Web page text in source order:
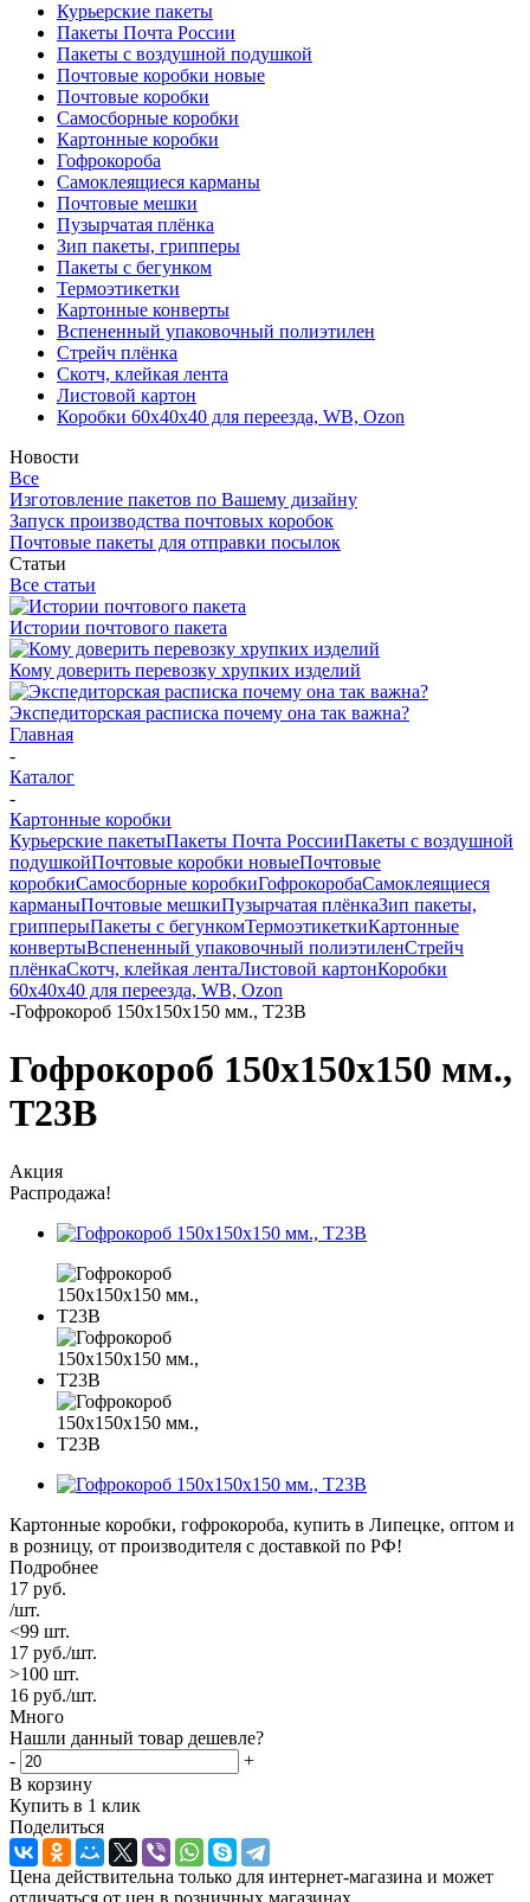
Курьерские пакеты
Пакеты Почта России
Пакеты с воздушной подушкой
Почтовые коробки новые
Почтовые коробки
Самосборные коробки
Картонные коробки
Гофрокороба
Самоклеящиеся карманы
Почтовые мешки
Пузырчатая плёнка
Зип пакеты, грипперы
Пакеты с бегунком
Термоэтикетки
Картонные конверты
Вспененный упаковочный полиэтилен
Стрейч плёнка
Скотч, клейкая лента
Листовой картон
Коробки 60х40х40 для переезда, WB, Ozon
Новости
Все
Изготовление пакетов по Вашему дизайну
Запуск производства почтовых коробок
Почтовые пакеты для отправки посылок
Статьи
Все статьи
Истории почтового пакета
Кому доверить перевозку хрупких изделий
Экспедиторская расписка почему она так важна?
Главная
-
Каталог
-
Картонные коробки
Курьерские пакетыПакеты Почта РоссииПакеты с воздушной
подушкойПочтовые коробки новыеПочтовые
коробкиСамосборные коробкиГофрокоробаСамоклеящиеся
карманыПочтовые мешкиПузырчатая плёнкаЗип пакеты,
грипперыПакеты с бегункомТермоэтикеткиКартонные
конвертыВспененный упаковочный полиэтиленСтрейч
плёнкаСкотч, клейкая лентаЛистовой картонКоробки
60х40х40 для переезда, WB, Ozon
-Гофрокороб 150х150х150 мм., Т23В
Гофрокороб 150х150х150 мм.,
Т23В
Акция
Распродажа!
Картонные коробки, гофрокороба, купить в Липецке, оптом и
в розницу, от производителя с доставкой по РФ!
Подробнее
17 руб.
/шт.
<99 шт.
17 руб./шт.
>100 шт.
16 руб./шт.
Много
Нашли данный товар дешевле?
-
+
В корзину
Купить в 1 клик
Поделиться
Цена действительна только для интернет-магазина и может
отличаться от цен в розничных магазинах